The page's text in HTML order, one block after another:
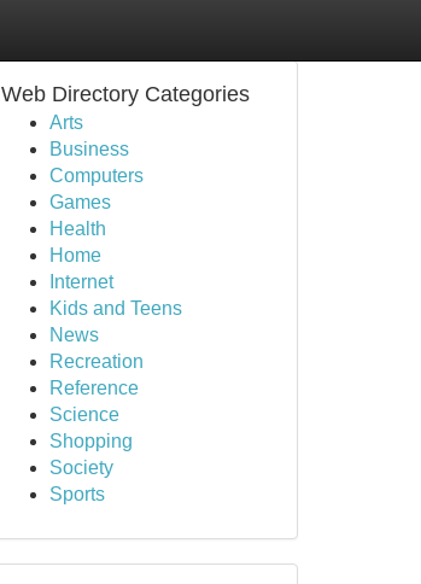
Web Directory Categories
Arts
Business
Computers
Games
Health
Home
Internet
Kids and Teens
News
Recreation
Reference
Science
Shopping
Society
Sports